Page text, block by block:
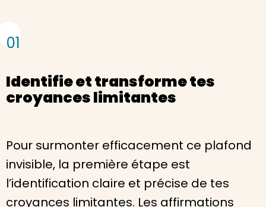
01
Identifie et transforme tes
croyances limitantes
Pour surmonter efficacement ce plafond
invisible, la première étape est
l’identification claire et précise de tes
croyances limitantes. Les affirmations